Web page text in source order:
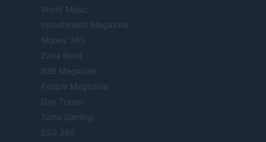
World Music
Investimenti Magazine
Money 365
Zona Nerd
B2B Magazine
People Magazine
Day Travel
Tutto Gaming
ESG 365